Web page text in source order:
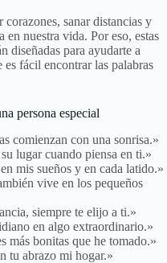
corazones, sanar distancias y
en nuestra vida. Por eso, estas
diseñadas para ayudarte a
fácil encontrar las palabras
persona especial
comienzan con una sonrisa.»
lugar cuando piensa en ti.»
mis sueños y en cada latido.»
vive en los pequeños
siempre te elijo a ti.»
en algo extraordinario.»
más bonitas que he tomado.»
tu abrazo mi hogar.»